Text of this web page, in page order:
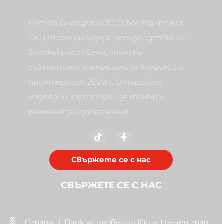
Firmata Guangzhou SC Office Equipment
Co., Ltd специализира производство на
висококачествени, японски
съвместими материали за ксерокси и
принтери от 2009 г. Открийте
надеждни картриджи за тонър и
решения за изображения.
Свържете се с нас
СВЪРЖЕТЕ СЕ С НАС
Сграда H, Парк за иновации Юшу, Научен град,